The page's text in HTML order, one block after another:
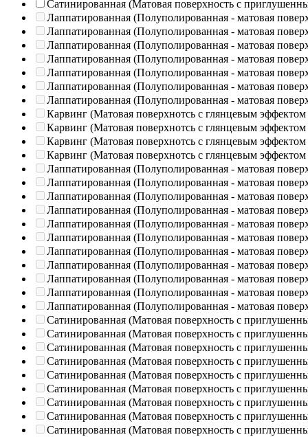
Сатинированная (Матовая поверхность с
Лаппатированная (Полуполированная - матовая
Лаппатированная (Полуполированная - матовая
Лаппатированная (Полуполированная - матовая
Лаппатированная (Полуполированная - матовая
Лаппатированная (Полуполированная - матовая
Лаппатированная (Полуполированная - матовая
Лаппатированная (Полуполированная - матовая
Карвинг (Матовая поверхнотсь с глянцевым эффектом
Карвинг (Матовая поверхнотсь с глянцевым эффектом
Карвинг (Матовая поверхнотсь с глянцевым эффектом
Карвинг (Матовая поверхнотсь с глянцевым эффектом
Лаппатированная (Полуполированная - матовая
Лаппатированная (Полуполированная - матовая
Лаппатированная (Полуполированная - матовая
Лаппатированная (Полуполированная - матовая
Лаппатированная (Полуполированная - матовая
Лаппатированная (Полуполированная - матовая
Лаппатированная (Полуполированная - матовая
Лаппатированная (Полуполированная - матовая
Лаппатированная (Полуполированная - матовая
Лаппатированная (Полуполированная - матовая
Лаппатированная (Полуполированная - матовая
Сатинированная (Матовая поверхность с
Сатинированная (Матовая поверхность с
Сатинированная (Матовая поверхность с
Сатинированная (Матовая поверхность с
Сатинированная (Матовая поверхность с
Сатинированная (Матовая поверхность с
Сатинированная (Матовая поверхность с
Сатинированная (Матовая поверхность с
Сатинированная (Матовая поверхность с